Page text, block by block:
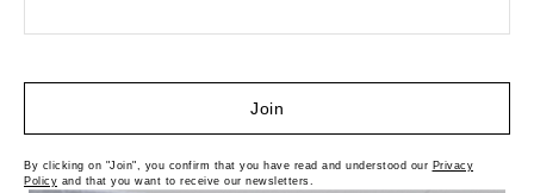
Join
By clicking on "Join", you confirm that you have read and understood our Privacy
Policy and that you want to receive our newsletters.